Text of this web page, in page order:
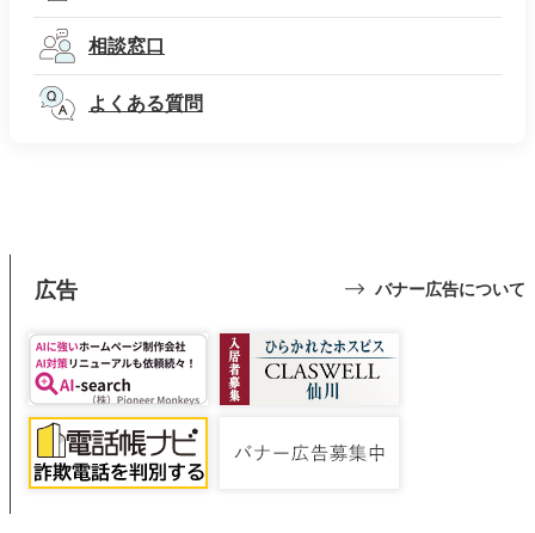
相談窓口
よくある質問
広告 バナー広告について